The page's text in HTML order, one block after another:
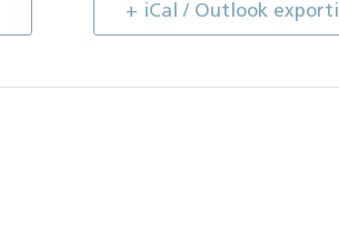
+ iCal / Outlook